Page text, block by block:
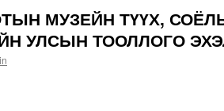
МУЗЕЙН ТҮҮХ,
УЛСЫН ТООЛЛОГО